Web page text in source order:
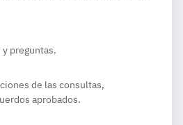
preguntas.
de las consultas,
aprobados.